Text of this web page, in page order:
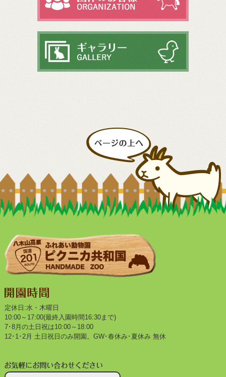
定休日:水・木曜日
10:00～17:00(最終入園時間16:30まで)
7･8月の土日祝は10:00～18:00
12･1･2月 土日祝日のみ開園。GW･春休み･夏休み 無休